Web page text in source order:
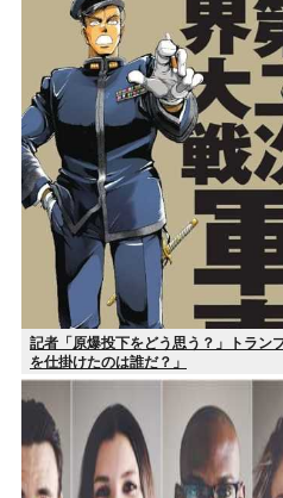
記者「原爆投下をどう思う？」トラン
を仕掛けたのは誰だ？」